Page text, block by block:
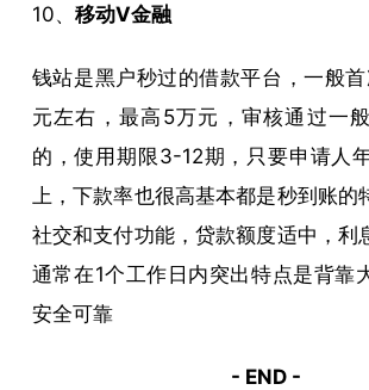
10、 移动V金融
钱站是黑户秒过的借款平台，一般
元左右，最高5万元，审核通过一
的，使用期限3-12期，只要申请人
上，下款率也很高基本都是秒到账的
社交和支付功能，贷款额度适中，利
通常在1个工作日内突出特点是背靠
安全可靠
- END -